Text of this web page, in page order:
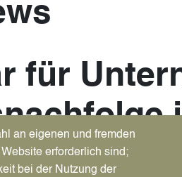
für
an eigenen und fremden
erforderlich sind;
bei der Nutzung der